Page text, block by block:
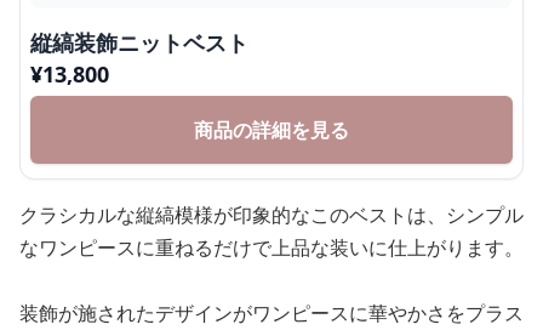
縦縞装飾ニットベスト
¥13,800
商品の詳細を見る
クラシカルな縦縞模様が印象的なこのベストは、シンプル
なワンピースに重ねるだけで上品な装いに仕上がります。
装飾が施されたデザインがワンピースに華やかさをプラス